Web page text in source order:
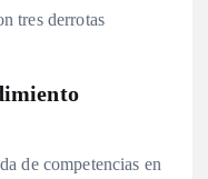
tres derrotas
de competencias en